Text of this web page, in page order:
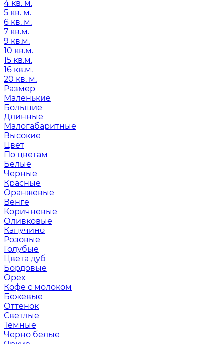
4 кв. м.
5 кв. м.
6 кв. м.
7 кв.м.
9 кв.м.
10 кв.м.
15 кв.м.
16 кв.м.
20 кв. м.
Размер
Маленькие
Большие
Длинные
Малогабаритные
Высокие
Цвет
По цветам
Белые
Черные
Красные
Оранжевые
Венге
Коричневые
Оливковые
Капучино
Розовые
Голубые
Цвета дуб
Бордовые
Орех
Кофе с молоком
Бежевые
Оттенок
Светлые
Темные
Черно белые